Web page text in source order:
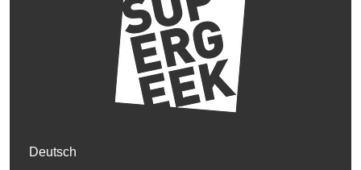
Deutsch